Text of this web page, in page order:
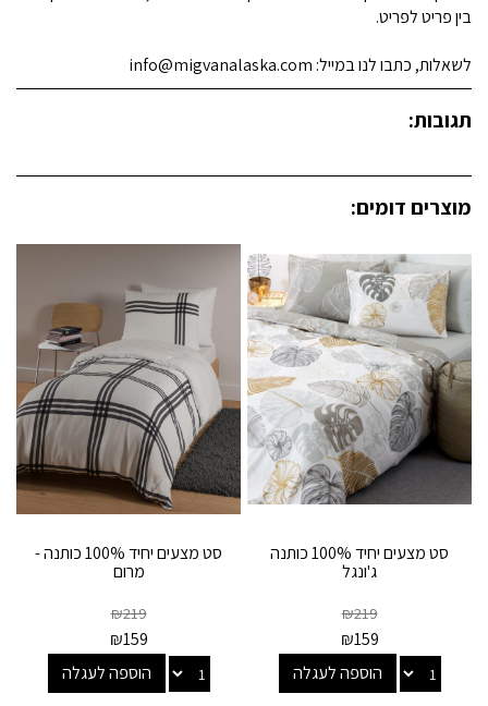
בין פריט לפריט.
לשאלות, כתבו לנו במייל: info@migvanalaska.com
תגובות:
מוצרים דומים:
סט מצעים יחיד 100% כותנה
ג'ונגל
₪219
₪159
הוספה לעגלה
סט מצעים יחיד 100% כותנה -
מרום
₪219
₪159
הוספה לעגלה